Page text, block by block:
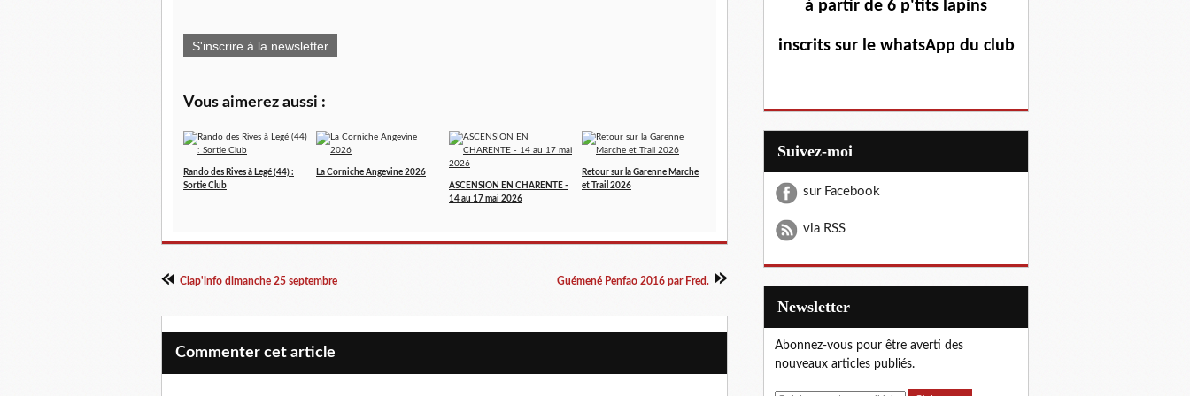
S'inscrire à la newsletter
Vous aimerez aussi :
Rando des Rives à Legé (44) :
Sortie Club
La Corniche Angevine 2026
ASCENSION EN CHARENTE -
14 au 17 mai 2026
Retour sur la Garenne Marche
et Trail 2026
Clap'info dimanche 25 septembre Guémené Penfao 2016 par Fred.
Commenter cet article
à partir de 6 p'tits lapins
inscrits sur le whatsApp du club
Suivez-moi
sur Facebook
via RSS
Newsletter
Abonnez-vous pour être averti des
nouveaux articles publiés.